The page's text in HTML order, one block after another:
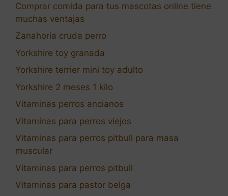
Comprar comida para tus mascotas online tiene
muchas ventajas
Zanahoria cruda perro
Yorkshire toy granada
Yorkshire terrier mini toy adulto
Yorkshire 2 meses 1 kilo
Vitaminas perros ancianos
Vitaminas para perros viejos
Vitaminas para perros pitbull para masa
muscular
Vitaminas para perros pitbull
Vitaminas para pastor belga